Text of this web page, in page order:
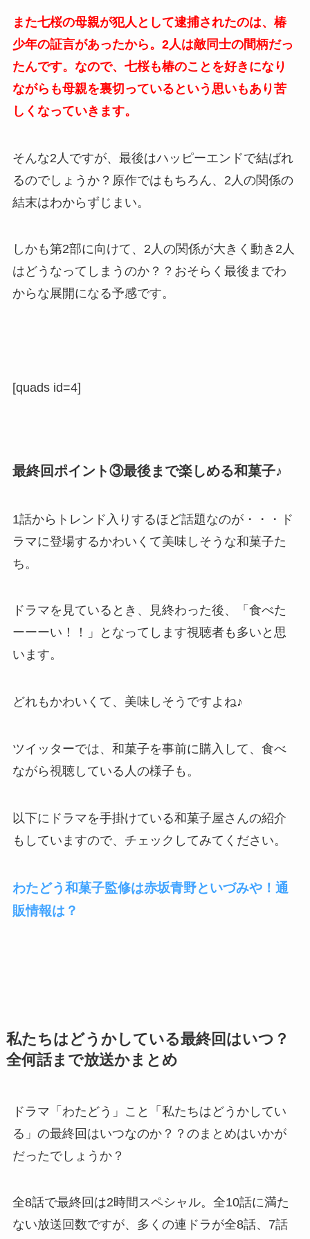
また七桜の母親が犯人として逮捕されたのは、椿
少年の証言があったから。2人は敵同士の間柄だっ
たんです。なので、七桜も椿のことを好きになり
ながらも母親を裏切っているという思いもあり苦
しくなっていきます。
そんな2人ですが、最後はハッピーエンドで結ばれ
るのでしょうか？原作ではもちろん、2人の関係の
結末はわからずじまい。
しかも第2部に向けて、2人の関係が大きく動き2人
はどうなってしまうのか？？おそらく最後までわ
からな展開になる予感です。
[quads id=4]
最終回ポイント③最後まで楽しめる和菓子♪
1話からトレンド入りするほど話題なのが・・・ド
ラマに登場するかわいくて美味しそうな和菓子た
ち。
ドラマを見ているとき、見終わった後、「食べた
ーーーい！！」となってします視聴者も多いと思
います。
どれもかわいくて、美味しそうですよね♪
ツイッターでは、和菓子を事前に購入して、食べ
ながら視聴している人の様子も。
以下にドラマを手掛けている和菓子屋さんの紹介
もしていますので、チェックしてみてください。
わたどう和菓子監修は赤坂青野といづみや！通
販情報は？
私たちはどうかしている最終回はいつ？
全何話まで放送かまとめ
ドラマ「わたどう」こと「私たちはどうかしてい
る」の最終回はいつなのか？？のまとめはいかが
だったでしょうか？
全8話で最終回は2時間スペシャル。全10話に満た
ない放送回数ですが、多くの連ドラが全8話、7話